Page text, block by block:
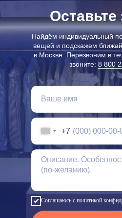
Оставьте
Найдём индивидуальный
вещей и подскажем
в Москве. Перезвоним в
звоните: 8 800
+7
Соглашаюсь с политикой